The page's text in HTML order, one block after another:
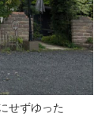
せずゆった